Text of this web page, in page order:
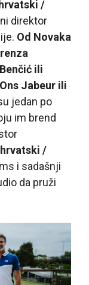
/
direktor
Od Novaka
ili
Jabeur ili
jedan po
im brend
/
i sadašnji
da pruži